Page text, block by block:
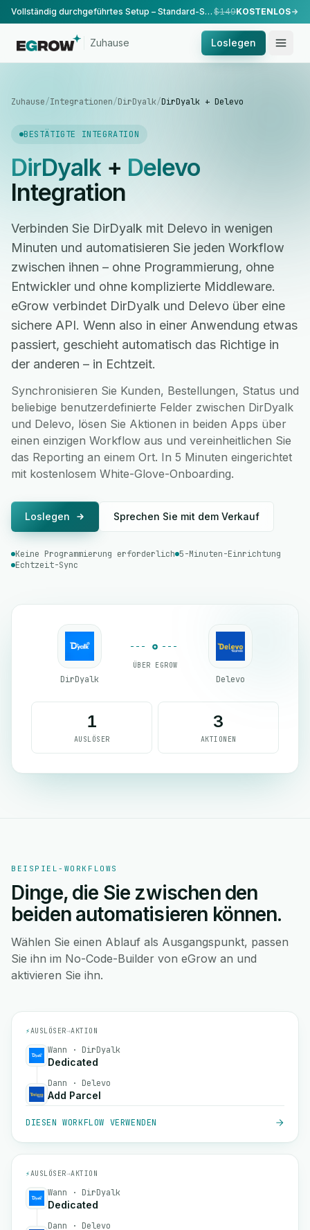
Vollständig durchgeführtes Setup – Standard-Setup, durchgeführt von unserem Team. $149KOSTENLOS
Zuhause Loslegen
Zuhause/Integrationen/DirDyalk/DirDyalk + Delevo
BESTÄTIGTE INTEGRATION
DirDyalk+ Delevo
Integration
Verbinden Sie DirDyalk mit Delevo in wenigen
Minuten und automatisieren Sie jeden Workflow
zwischen ihnen – ohne Programmierung, ohne
Entwickler und ohne komplizierte Middleware.
eGrow verbindet DirDyalk und Delevo über eine
sichere API. Wenn also in einer Anwendung etwas
passiert, geschieht automatisch das Richtige in
der anderen – in Echtzeit.
Synchronisieren Sie Kunden, Bestellungen, Status und
beliebige benutzerdefinierte Felder zwischen DirDyalk
und Delevo, lösen Sie Aktionen in beiden Apps über
einen einzigen Workflow aus und vereinheitlichen Sie
das Reporting an einem Ort. In 5 Minuten eingerichtet
mit kostenlosem White-Glove-Onboarding.
Loslegen Sprechen Sie mit dem Verkauf
Keine Programmierung erforderlich 5-Minuten-Einrichtung
Echtzeit-Sync
DirDyalk
ÜBER EGROW
Delevo
1
AUSLÖSER
3
AKTIONEN
BEISPIEL-WORKFLOWS
Dinge, die Sie zwischen den
beiden automatisieren können.
Wählen Sie einen Ablauf als Ausgangspunkt, passen
Sie ihn im No-Code-Builder von eGrow an und
aktivieren Sie ihn.
⚡AUSLÖSER→AKTION
Wann · DirDyalk
Dedicated
Dann · Delevo
Add Parcel
DIESEN WORKFLOW VERWENDEN
⚡AUSLÖSER→AKTION
Wann · DirDyalk
Dedicated
Dann · Delevo